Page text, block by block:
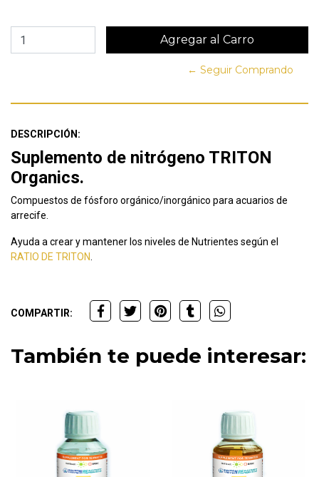
← Seguir Comprando
DESCRIPCIÓN:
Suplemento de nitrógeno TRITON
Organics.
Compuestos de fósforo orgánico/inorgánico para acuarios de
arrecife.
Ayuda a crear y mantener los niveles de Nutrientes según el
RATIO DE TRITON.
COMPARTIR:
También te puede interesar: